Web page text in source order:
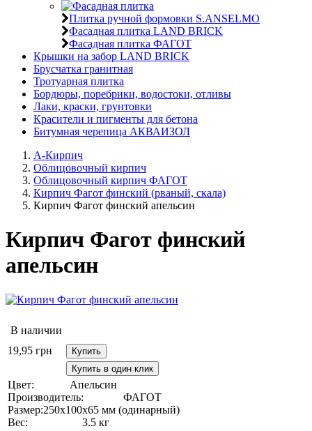
Плитка ручной формовки S.ANSELMO
Фасадная плитка LAND BRICK
Фасадная плитка ФАГОТ
Крышки на забор LAND BRICK
Брусчатка гранитная
Тротуарная плитка
Бордюры, поребрики, водостоки, отливы
Лаки, краски, грунтовки
Красители и пигменты для бетона
Битумная черепица АКВАИЗОЛ
А-Кирпич
Облицовочный кирпич
Облицовочный кирпич ФАГОТ
Кирпич Фагот финский (рваный, скала)
Кирпич Фагот финский апельсин
Кирпич Фагот финский
апельсин
В наличии
19,95 грн
Купить
Купить в один клик
Цвет:
Апельсин
Производитель:
ФАГОТ
Размер:250х100х65 мм (одинарный)
Вес:
3.5 кг